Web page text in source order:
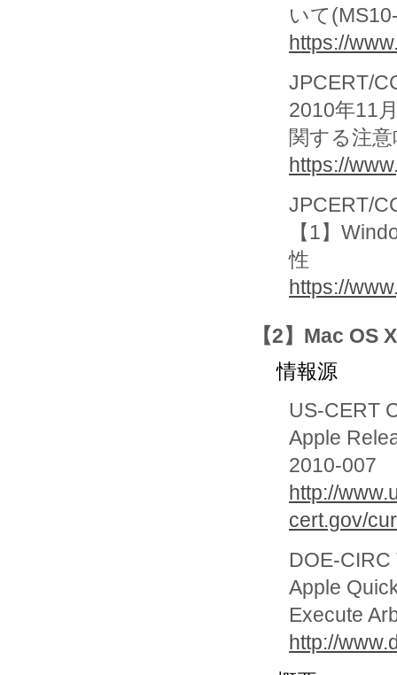
いて
https://
JPCERT/
2010年11
関する注
https://
JPCERT/
【1】
性
https://
【2】Mac OS
情報源
US-CERT
Apple
2010-007
http://
cert.gov/
DOE-CIRC
Apple
Execute
http://